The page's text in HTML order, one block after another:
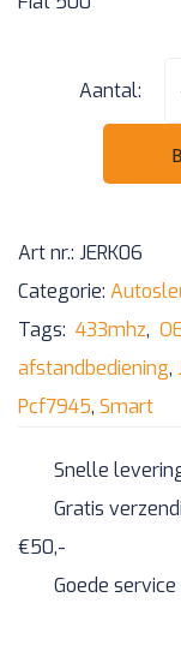
Aantal:
Art nr.: JERK06
Categorie:
Tags: 433mhz,
afstandbediening,
Pcf7945, Smart
Snelle
Gratis
€50,-
Goede